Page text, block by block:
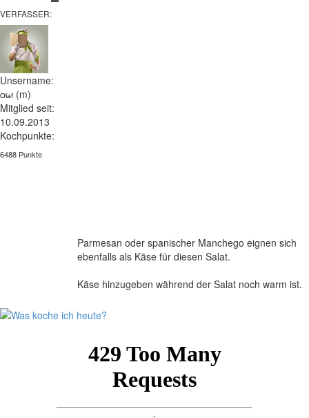
VERFASSER:
Unsername:
Olaf (m)
Mitglied seit:
10.09.2013
Kochpunkte:
6488 Punkte
Parmesan oder spanischer Manchego eignen sich
ebenfalls als Käse für diesen Salat.
Käse hinzugeben während der Salat noch warm ist.